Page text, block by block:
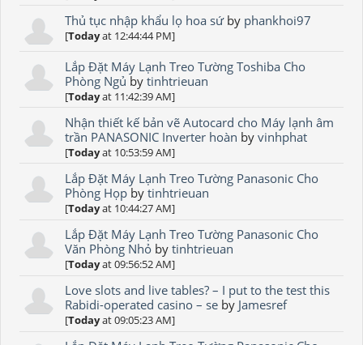
Thủ tục nhập khẩu lọ hoa sứby phankhoi97
[Todayat 12:44:44 PM]
Lắp Đặt Máy Lạnh Treo Tường Toshiba Cho
Phòng Ngủ bytinhtrieuan
[Todayat 11:42:39 AM]
Nhận thiết kế bản vẽ Autocard cho Máy lạnh âm
trần PANASONIC Inverter hoàn byvinhphat
[Todayat 10:53:59 AM]
Lắp Đặt Máy Lạnh Treo Tường Panasonic Cho
Phòng Họp bytinhtrieuan
[Todayat 10:44:27 AM]
Lắp Đặt Máy Lạnh Treo Tường Panasonic Cho
Văn Phòng Nhỏ bytinhtrieuan
[Todayat 09:56:52 AM]
Love slots and live tables? – I put to the test this
Rabidi-operated casino – se by Jamesref
[Todayat 09:05:23 AM]